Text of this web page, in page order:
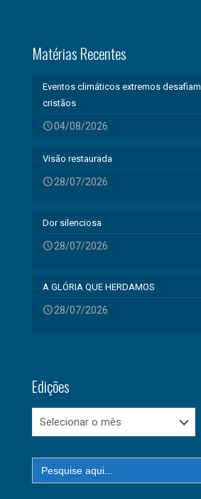
Matérias Recentes
Eventos climáticos extremos desafiam
cristãos
04/08/2026
Visão restaurada
28/07/2026
Dor silenciosa
28/07/2026
A GLÓRIA QUE HERDAMOS
28/07/2026
Edições
Edições
Search
for: